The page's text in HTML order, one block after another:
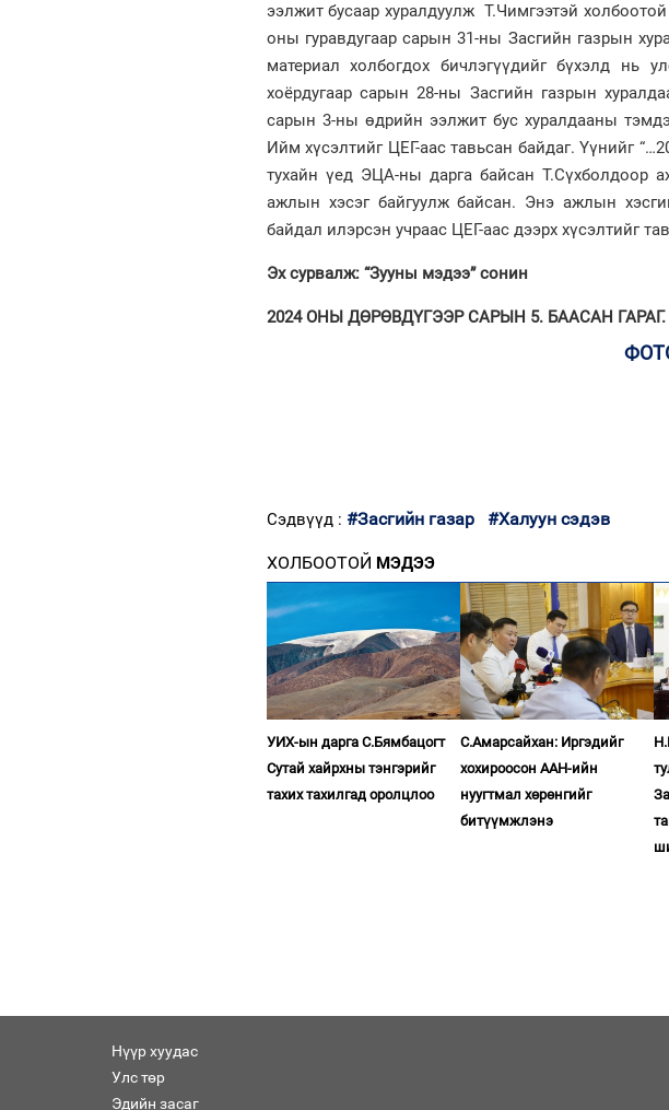
ээлжит бусаар хуралдуулж Т.Чимгээтэй
оны гуравдугаар сарын 31-ны Засгийн газрын
материал холбогдох бичлэгүүдийг бүхэлд нь
хоёрдугаар сарын 28-ны Засгийн газрын
сарын 3-ны өдрийн ээлжит бус хуралдааны
Ийм хүсэлтийг ЦЕГ-аас тавьсан байдаг. Үүнийг
тухайн үед ЭЦА-ны дарга байсан Т.Сүхболдоор
ажлын хэсэг байгуулж байсан. Энэ ажлын
байдал илэрсэн учраас ЦЕГ-аас дээрх хүсэлтийг
Эх сурвалж: “Зууны мэдээ” сонин
2024 ОНЫ ДӨРӨВДҮГЭЭР САРЫН 5. БААСАН ГАРАГ.
Сэдвүүд : #Засгийн газар #Халуун сэдэв
ХОЛБООТОЙ МЭДЭЭ
УИХ-ын дарга С.Бямбацогт
Сутай хайрхны тэнгэрийг
тахих тахилгад оролцлоо
С.Амарсайхан: Иргэдийг
хохироосон ААН-ийн
нуугтмал хөрөнгийг
битүүмжлэнэ
Нүүр хуудас
Улс төр
Эдийн засаг